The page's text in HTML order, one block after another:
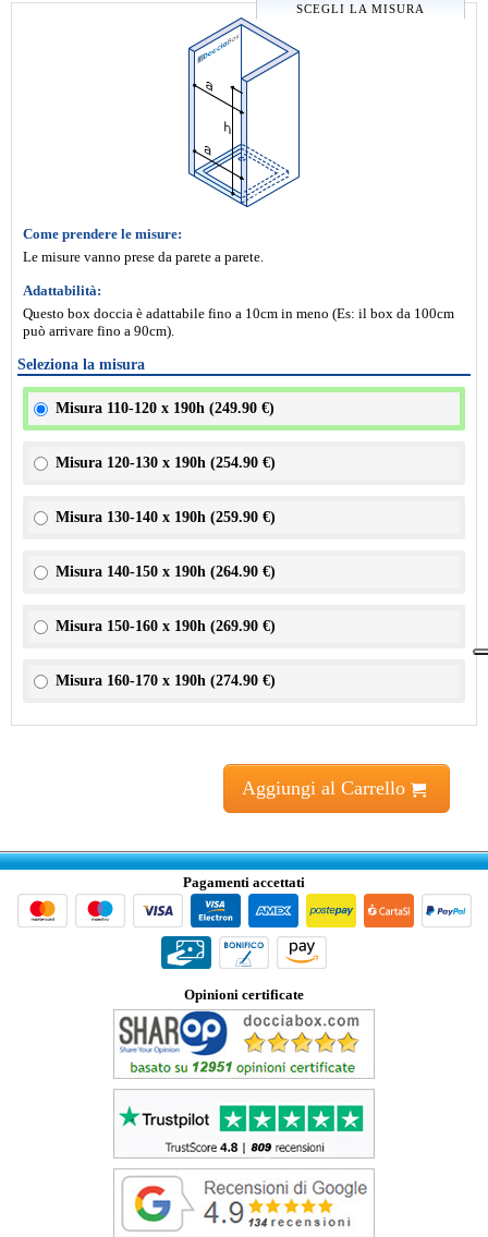
SCEGLI LA MISURA
Come prendere le misure:
Le misure vanno prese da parete a parete.
Adattabilità:
Questo box doccia è adattabile fino a 10cm in meno (Es: il box da 100cm
può arrivare fino a 90cm).
Seleziona la misura
Misura 110-120 x 190h (249.90 €)
Misura 120-130 x 190h (254.90 €)
Misura 130-140 x 190h (259.90 €)
Misura 140-150 x 190h (264.90 €)
Misura 150-160 x 190h (269.90 €)
Misura 160-170 x 190h (274.90 €)
Aggiungi al Carrello
Pagamenti accettati
Opinioni certificate